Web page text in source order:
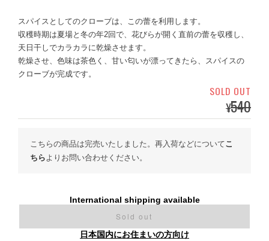
スパイスとしてのクローブは、この蕾を利用します。
収穫時期は夏場と冬の年2回で、花びらが開く直前の蕾を収穫し、
天日干しでカラカラに乾燥させます。
乾燥させ、色味は茶色く、甘い匂いが漂ってきたら、スパイスの
クローブが完成です。
SOLD OUT
¥540
こちらの商品は完売いたしました。再入荷などについてこ
ちらよりお問い合わせください。
International shipping available
Sold out
日本国内にお住まいの方向け